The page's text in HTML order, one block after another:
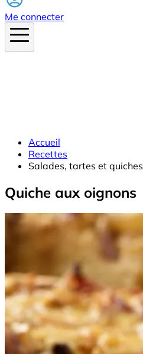
Me connecter
Accueil
Recettes
Salades, tartes et quiches
Quiche aux oignons